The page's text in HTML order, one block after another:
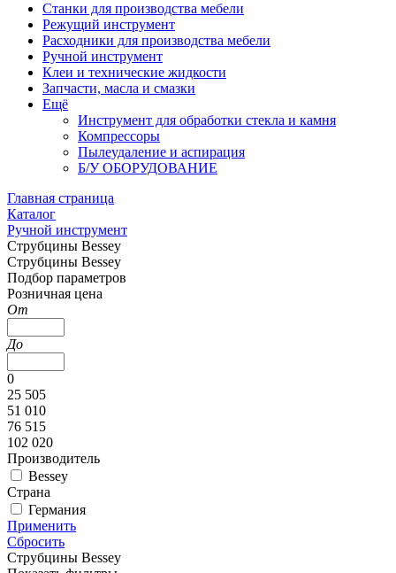
Станки для производства мебели
Режущий инструмент
Расходники для производства мебели
Ручной инструмент
Клеи и технические жидкости
Запчасти, масла и смазки
Ещё
Инструмент для обработки стекла и камня
Компрессоры
Пылеудаление и аспирация
Б/У ОБОРУДОВАНИЕ
Главная страница
Каталог
Ручной инструмент
Струбцины Bessey
Струбцины Bessey
Подбор параметров
Розничная цена
От
До
0
25 505
51 010
76 515
102 020
Производитель
Bessey
Страна
Германия
Применить
Сбросить
Струбцины Bessey